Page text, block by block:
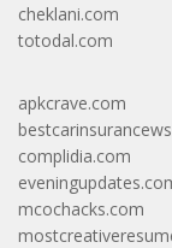
cheklani.com
totodal.com
apkcrave.com
complidia.com
mcochacks.com